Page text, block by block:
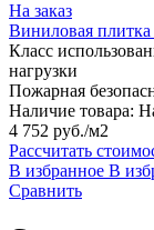
На заказ
Виниловая
Класс
нагрузки
Пожарная
Наличие товара:
4 752 руб./м2
Рассчитать
В избранное В
Сравнить